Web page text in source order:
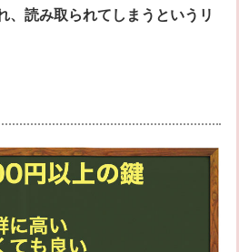
、読み取られてしまうというリ